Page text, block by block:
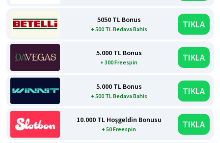
5050 TL Bonus
+ 500 TL Bedava Bahis TIKLA
5.000 TL Bonus
+ 300 Freespin TIKLA
5.000 TL Bonus
+ 500 TL Bedava Bahis TIKLA
10.000 TL Hoşgeldin Bonusu
+ 50 Freespin TIKLA